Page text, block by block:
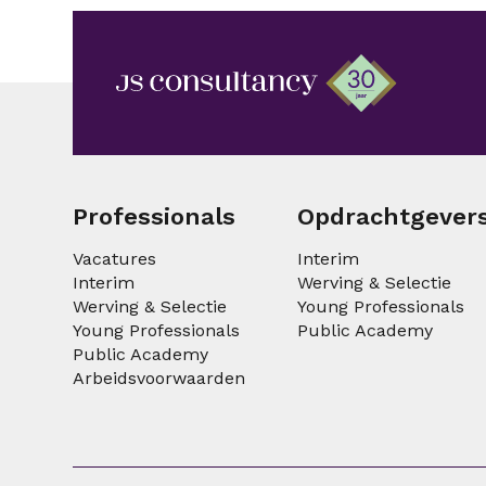
Professionals
Vacatures
Interim
Werving & Selectie
Young Professionals
Public Academy
Arbeidsvoorwaarden
Interim
Werving & Selectie
Young Professionals
Public Academy